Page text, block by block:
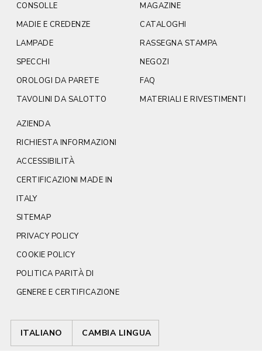
CONSOLLE
MADIE E CREDENZE
LAMPADE
SPECCHI
OROLOGI DA PARETE
TAVOLINI DA SALOTTO
MAGAZINE
CATALOGHI
RASSEGNA STAMPA
NEGOZI
FAQ
MATERIALI E RIVESTIMENTI
AZIENDA
RICHIESTA INFORMAZIONI
ACCESSIBILITÀ
CERTIFICAZIONI MADE IN
ITALY
SITEMAP
PRIVACY POLICY
COOKIE POLICY
POLITICA PARITÀ DI
GENERE E CERTIFICAZIONE
ITALIANO CAMBIA LINGUA